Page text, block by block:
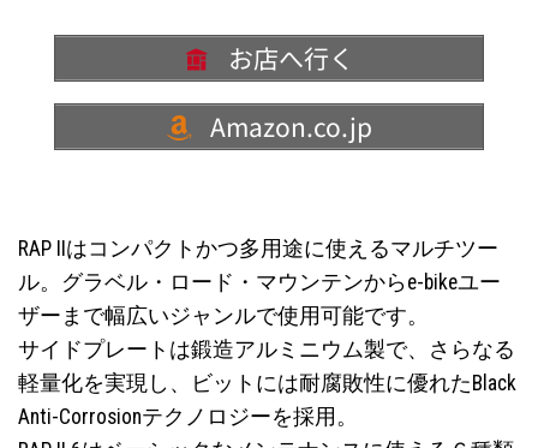
お店へ行く
Amazon.co.jp
RAP IIはコンパクトかつ多用途に使えるマルチツー
ル。グラベル・ロード・マウンテンからe-bikeユー
ザーまで幅広いジャンルで使用可能です。
サイドプレートは鍛造アルミニウム製で、さらなる
軽量化を実現し、ビットには耐腐敗性に優れたBlack
Anti-Corrosionテクノロジーを採用。